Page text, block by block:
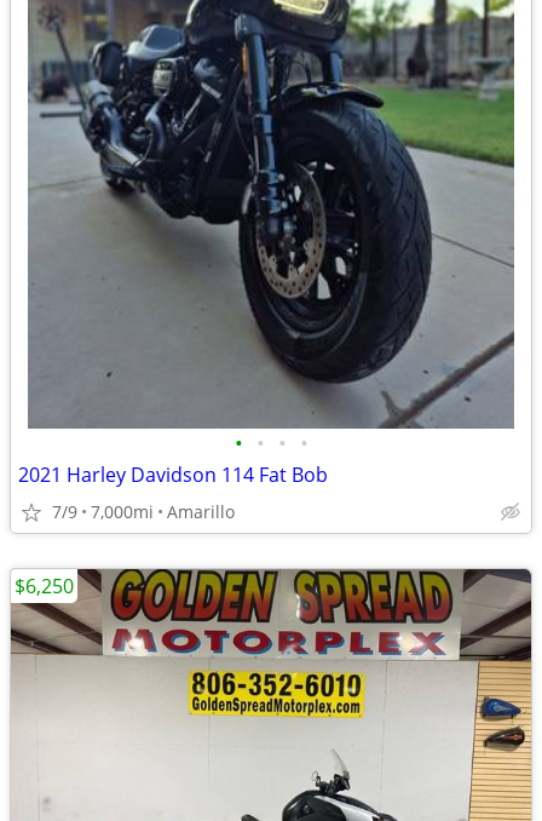
• • • •
2021 Harley Davidson 114 Fat Bob
7/9 7,000mi Amarillo
$6,250